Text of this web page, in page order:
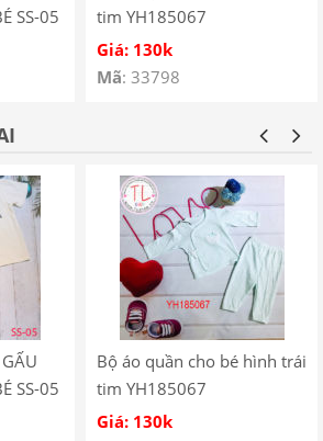
SS-05
tim YH185067
Giá: 130k
Mã: 33798
SS-05
Bộ áo quần cho bé hình trái
tim YH185067
Giá: 130k